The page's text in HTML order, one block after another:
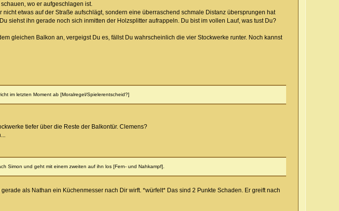
wo er aufgeschlagen ist.
etwas auf der Straße aufschlägt, sondern eine überraschend schmale Distanz übersprungen hat
siehst ihn gerade noch sich inmitten der Holzsplitter aufrappeln. Du bist im vollen Lauf, was tust Du?
gleichen Balkon an, vergeigst Du es, fällst Du wahrscheinlich die vier Stockwerke runter. Noch kannst
im letzten Moment ab [Moralregel/Spielerentscheid?]
tiefer über die Reste der Balkontür. Clemens?
Simon und geht mit einem zweiten auf ihn los [Fern- und Nahkampf].
als Nathan ein Küchenmesser nach Dir wirft. *würfelt* Das sind 2 Punkte Schaden. Er greift nach